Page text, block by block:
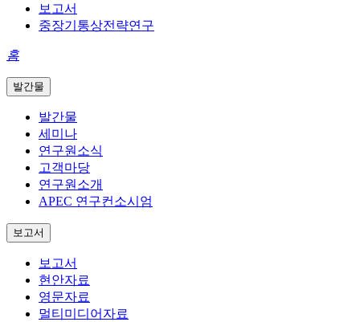
보고서
중장기통상전략연구
홈
발간물
발간물
세미나
연구원소식
고객마당
연구원소개
APEC 연구컨소시엄
보고서
보고서
현안자료
영문자료
멀티미디어자료